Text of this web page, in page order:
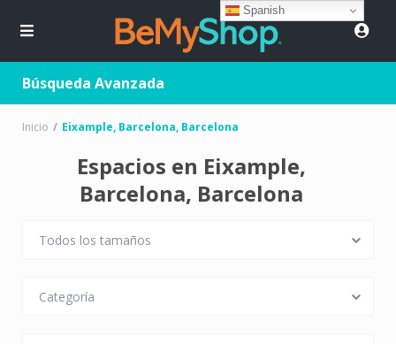
Búsqueda Avanzada
Inicio Eixample, Barcelona, Barcelona
Espacios en Eixample,
Barcelona, Barcelona
Todos los tamaños
Categoría
Spanish